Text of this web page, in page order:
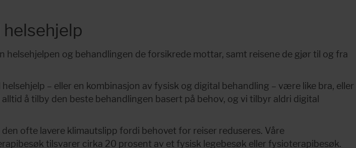
og behandlingen de forsikrede mottar, samt reisene de gjør til og fra
– eller en kombinasjon av fysisk og digital behandling – være like bra, eller
å tilby den beste behandlingen basert på behov, og vi tilbyr aldri digital
ofte lavere klimautslipp fordi behovet for reiser reduseres. Våre
tilsvarer cirka 20 prosent av et fysisk legebesøk eller fysioterapibesøk.